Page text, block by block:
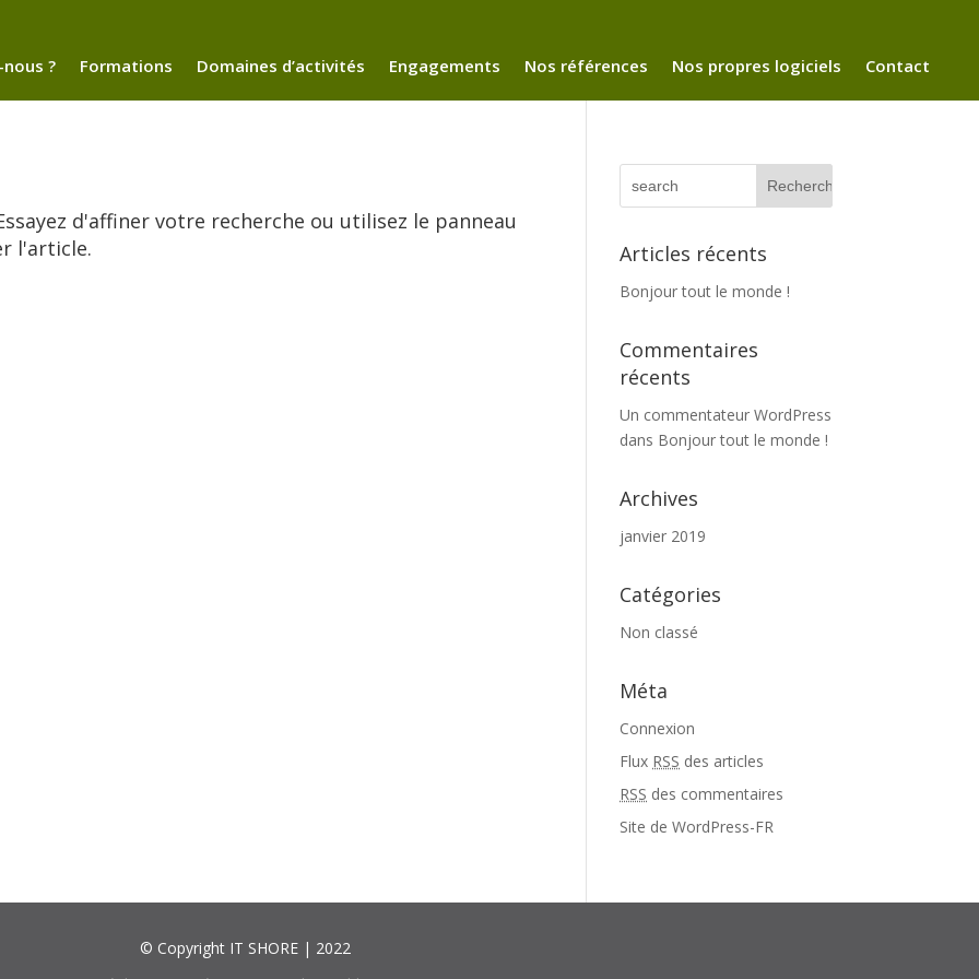
? Formations Domaines d’activités Engagements Nos références Nos propres logiciels Contact
d'affiner votre recherche ou utilisez le panneau
l'article.
Articles récents
Bonjour tout le monde !
Commentaires
récents
Un commentateur WordPress
dans Bonjour tout le monde !
Archives
janvier 2019
Catégories
Non classé
Méta
Connexion
Flux RSS des articles
RSS des commentaires
Site de WordPress-FR
© Copyright IT SHORE | 2022